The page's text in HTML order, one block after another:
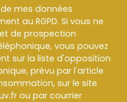
mes données
au RGPD. Si vous ne
de prospection
vous pouvez
sur la liste d'opposition
prévu par l'article
sur le site
ou par courrier